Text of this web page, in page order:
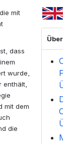
mit
dass
wurde,
enthält,
mit dem
die